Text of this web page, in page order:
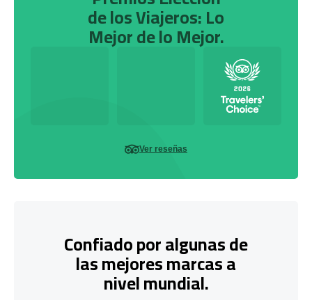
de los Viajeros: Lo
Mejor de lo Mejor.
Ver reseñas
Confiado por algunas de
las mejores marcas a
nivel mundial.